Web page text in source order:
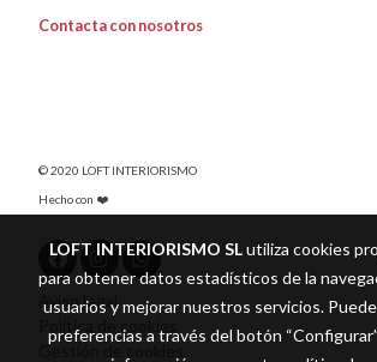
Contacta con nosotros
© 2020 LOFT INTERIORISMO
Hecho con ❤️
Aviso legal
Política de cookies
Gestión de cookies
LOFT INTERIORISMO SLutiliza cookies
para obtener datos estadísticos de la
usuarios y mejorar nuestros servicios.
preferencias a través del botón